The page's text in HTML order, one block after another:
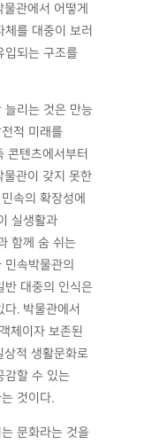
관에서 어떻게
를 대중이 보러
입되는 구조를
늘리는 것은 만능
적 미래를
콘텐츠에서부터
물관이 갖지 못한
속의 확장성에
실생활과
함께 숨 쉬는
속박물관의
반 대중의 인식은
. 박물관에서
체이자 보존된
상적 생활문화로
감할 수 있는
것이다.
문화라는 것을